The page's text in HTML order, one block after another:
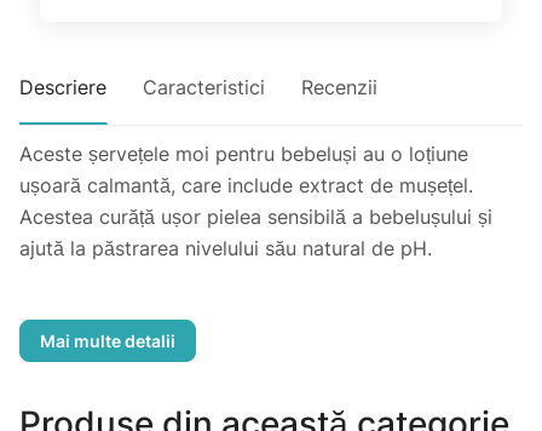
Descriere Caracteristici Recenzii
Aceste șervețele moi pentru bebeluși au o loțiune
ușoară calmantă, care include extract de mușețel.
Acestea curăță ușor pielea sensibilă a bebelușului și
ajută la păstrarea nivelului său natural de pH.
Esențiale la schimbarea scutecelor, șervețelele umede
hrănire, joc sau mers pe jos. Important: nu spălați